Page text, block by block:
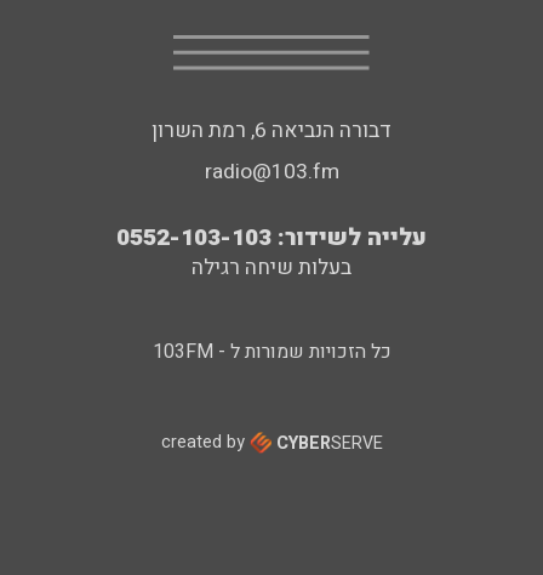
דבורה הנביאה 6, רמת השרון
radio@103.fm
עלייה לשידור: 0552-103-103
בעלות שיחה רגילה
כל הזכויות שמורות ל - 103FM
created by CYBERSERVE